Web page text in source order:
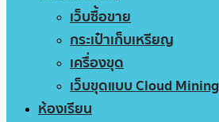
เว็บซื้อขาย
กระเป๋าเก็บเหรียญ
เครื่องขุด
เว็บขุดแบบ Cloud Mining
ห้องเรียน